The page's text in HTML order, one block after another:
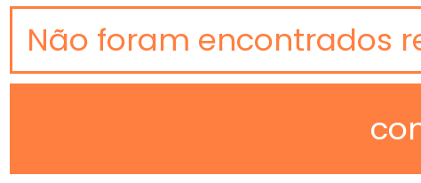
Não foram encontrados